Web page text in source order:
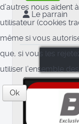
Le parrain
d’autres nous aident
utilisateur (cookies
même si vous
que, si vous les
utiliser l’ensemble
Ok